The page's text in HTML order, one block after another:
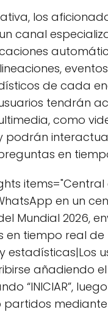
los
canal
de cada
tendrán
como
podrán
en
en un
Mundial 2026,
en tiempo real de
estadísticas|Los
añadiendo
“INICIAR”,
partidos